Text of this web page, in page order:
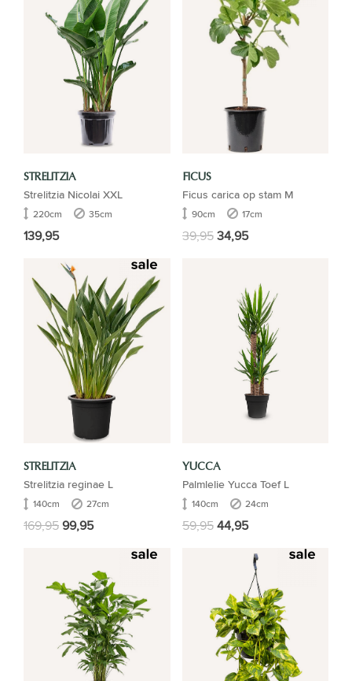
STRELITZIA
Strelitzia Nicolai XXL
220cm 35cm
139,95
FICUS
Ficus carica op stam M
90cm 17cm
39,9534,95
STRELITZIA
Strelitzia reginae L
140cm 27cm
169,9599,95
YUCCA
Palmlelie Yucca Toef L
140cm 24cm
59,9544,95